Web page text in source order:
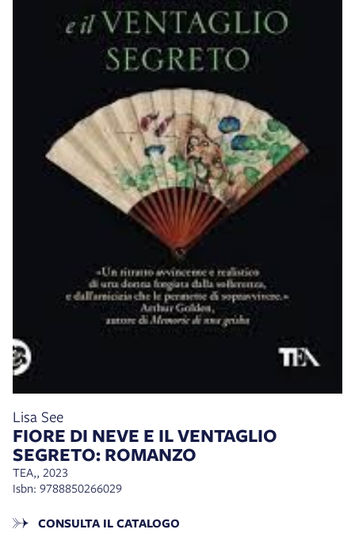
Lisa See
FIORE DI NEVE E IL VENTAGLIO
SEGRETO: ROMANZO
TEA,, 2023
Isbn: 9788850266029
CONSULTA IL CATALOGO